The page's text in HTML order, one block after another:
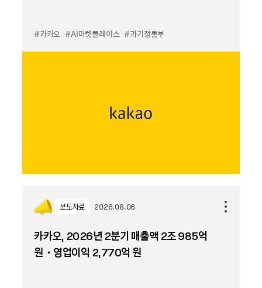
#카카오 #AI마켓플레이스 #과기정통부
보도자료 2026.08.06
카카오, 2026년 2분기 매출액 2조 985억
원・영업이익 2,770억 원